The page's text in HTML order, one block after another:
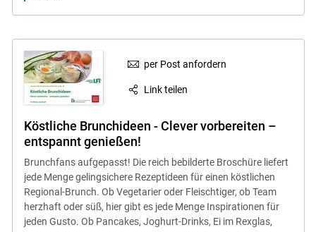
per Post anfordern
Link teilen
Köstliche Brunchideen - Clever vorbereiten –
entspannt genießen!
Brunchfans aufgepasst! Die reich bebilderte Broschüre liefert
jede Menge gelingsichere Rezeptideen für einen köstlichen
Regional-Brunch. Ob Vegetarier oder Fleischtiger, ob Team
herzhaft oder süß, hier gibt es jede Menge Inspirationen für
jeden Gusto. Ob Pancakes, Joghurt-Drinks, Ei im Rexglas,